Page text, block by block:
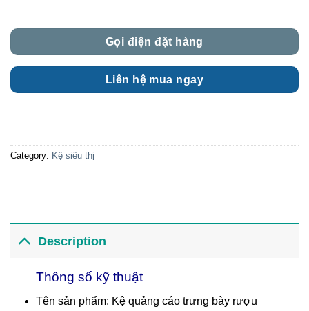
Gọi điện đặt hàng
Liên hệ mua ngay
Category: Kệ siêu thị
Description
Thông số kỹ thuật
Tên sản phẩm: Kệ quảng cáo trưng bày rượu